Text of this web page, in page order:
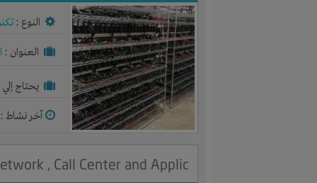
النوع :
العنوان :
يحتاج
آخر نشاط :
, Call Center and Applic